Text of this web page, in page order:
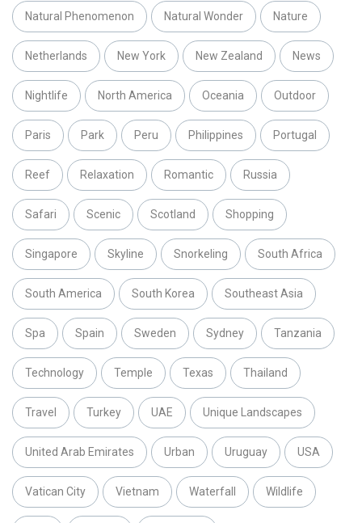
Natural Phenomenon Natural Wonder Nature
Netherlands New York New Zealand News
Nightlife North America Oceania Outdoor
Paris Park Peru Philippines Portugal
Reef Relaxation Romantic Russia
Safari Scenic Scotland Shopping
Singapore Skyline Snorkeling South Africa
South America South Korea Southeast Asia
Spa Spain Sweden Sydney Tanzania
Technology Temple Texas Thailand
Travel Turkey UAE Unique Landscapes
United Arab Emirates Urban Uruguay USA
Vatican City Vietnam Waterfall Wildlife